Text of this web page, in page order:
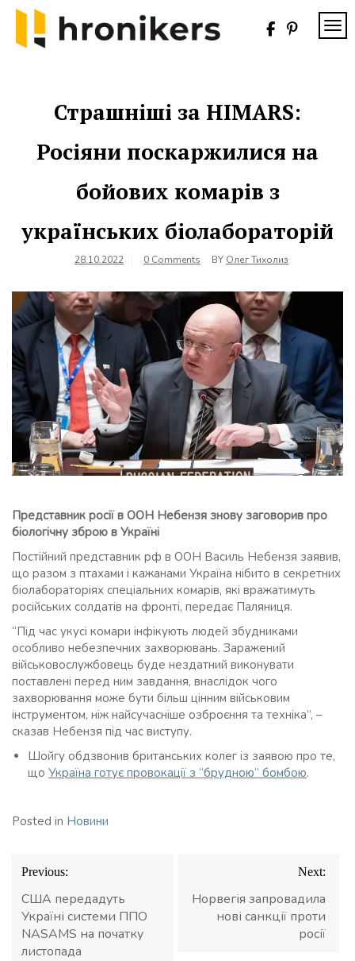
Skip
content
Страшніші за HIMARS:
Росіяни поскаржилися на
бойових комарів з
українських біолабораторій
28.10.2022 0 Comments BY Олег Тихолиз
Представник росії в ООН Небензя знову заговорив про
біологічну зброю в Україні
Постійний представник рф в ООН Василь Небензя заявив,
що разом з птахами і кажанами Україна нібито в секретних
біолабораторіях спеціальних комарів, які вражатимуть
російських солдатів на фронті, передає Паляниця.
“Під час укусі комари інфікують людей збудниками
особливо небезпечних захворювань. Заражений
військовослужбовець буде нездатний виконувати
поставлені перед ним завдання, внаслідок чого
захворювання може бути більш цінним військовим
інструментом, ніж найсучасніше озброєння та техніка”, –
сказав Небензя під час виступу.
Шойгу обдзвонив британських колег із заявою про те,
що Україна готує провокації з “брудною” бомбою.
Posted in Новини
Навігація
записів
Previous:
США передадуть
Україні системи ППО
NASAMS на початку
листопада
Next:
Норвегія запровадила
нові санкції проти
росії